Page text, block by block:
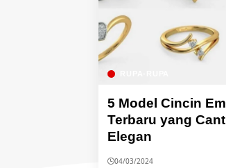
5 Model Cincin
Terbaru yang
Elegan
04/03/2024